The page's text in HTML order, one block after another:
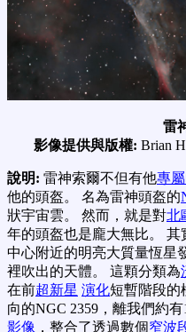
雷
影像提供與版權: Brian
說明: 雷神索爾不但有他專
他的頭盔。 名為雷神頭盔的
狀宇宙雲。 然而，就是對北
年的頭盔也是龐大無比。 其
中心附近的明亮大質量恆星
裡吹出的天體。 這顆分類為
在前超新星 演化短暫階段的
向的NGC 2359，離我們約有
影像 ，整合了透過數個窄波